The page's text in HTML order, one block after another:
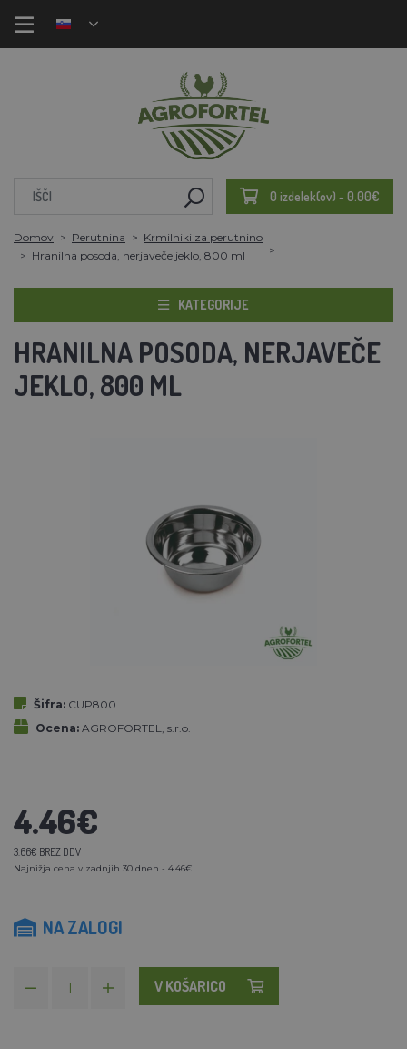
0 izdelek(ov) - 0.00€
Domov Perutnina
Krmilniki za perutnino
Hranilna posoda, nerjaveče jeklo, 800 ml
KATEGORIJE
HRANILNA POSODA, NERJAVEČE
JEKLO, 800 ML
Šifra: CUP800
Ocena: AGROFORTEL, s.r.o.
4.46€
3.66€ BREZ DDV
Najnižja cena v zadnjih 30 dneh - 4.46€
NA ZALOGI
V KOŠARICO